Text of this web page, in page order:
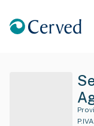
P.IVA: